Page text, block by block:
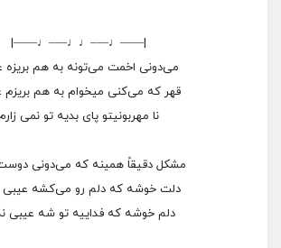
|——♩—–♩♩—–♩——|
می‌دونی اخمت می‌تونه به هم بریزه
قهر که می‌کنی میخوام به هم بریزم
نا مهربونیتو پای بدیه تو نمی
مشکل دقیقاً همینه که می‌دونی
دلت خوشه که دلم رو می‌کشه عیبی
دلم خوشه که فداییه تو شه عیبی